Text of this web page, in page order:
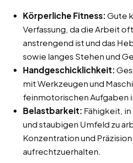
Körperliche Fitness:Gute
Verfassung, da die Arbeit
anstrengend ist und das
sowie langes Stehen und
Handgeschicklichkeit:
mit Werkzeugen und
feinmotorischen Aufgaben
Belastbarkeit: Fähigkeit,
und staubigen Umfeld zu
Konzentration und Präzision
aufrechtzuerhalten.